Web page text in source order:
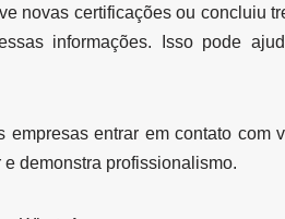
novas certificações ou concluiu
informações. Isso pode
entrar em contato com
demonstra profissionalismo.